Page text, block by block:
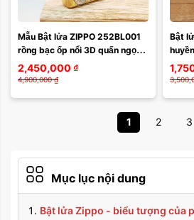
Mẫu Bật lửa ZIPPO 252BL001
rồng bạc ốp nổi 3D quấn ngọc
đỏ quanh thân zip
2,450,000 ₫
4,900,000 ₫
Bật
zippo
1 2 3
Mục lục nội dung
Bật lửa Zippo - biểu tượng của